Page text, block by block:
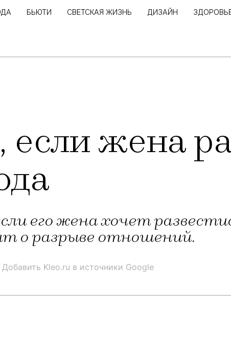
БЬЮТИ СВЕТСКАЯ ЖИЗНЬ ДИЗАЙН
если жена
его жена хочет
о разрыве отношений.
Добавить Kleo.ru в источники Google